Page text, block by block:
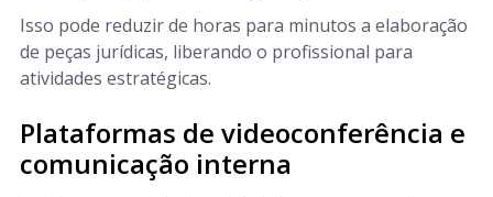
Isso pode reduzir de horas para minutos a elaboração
de peças jurídicas, liberando o profissional para
atividades estratégicas.
Plataformas de videoconferência e
comunicação interna